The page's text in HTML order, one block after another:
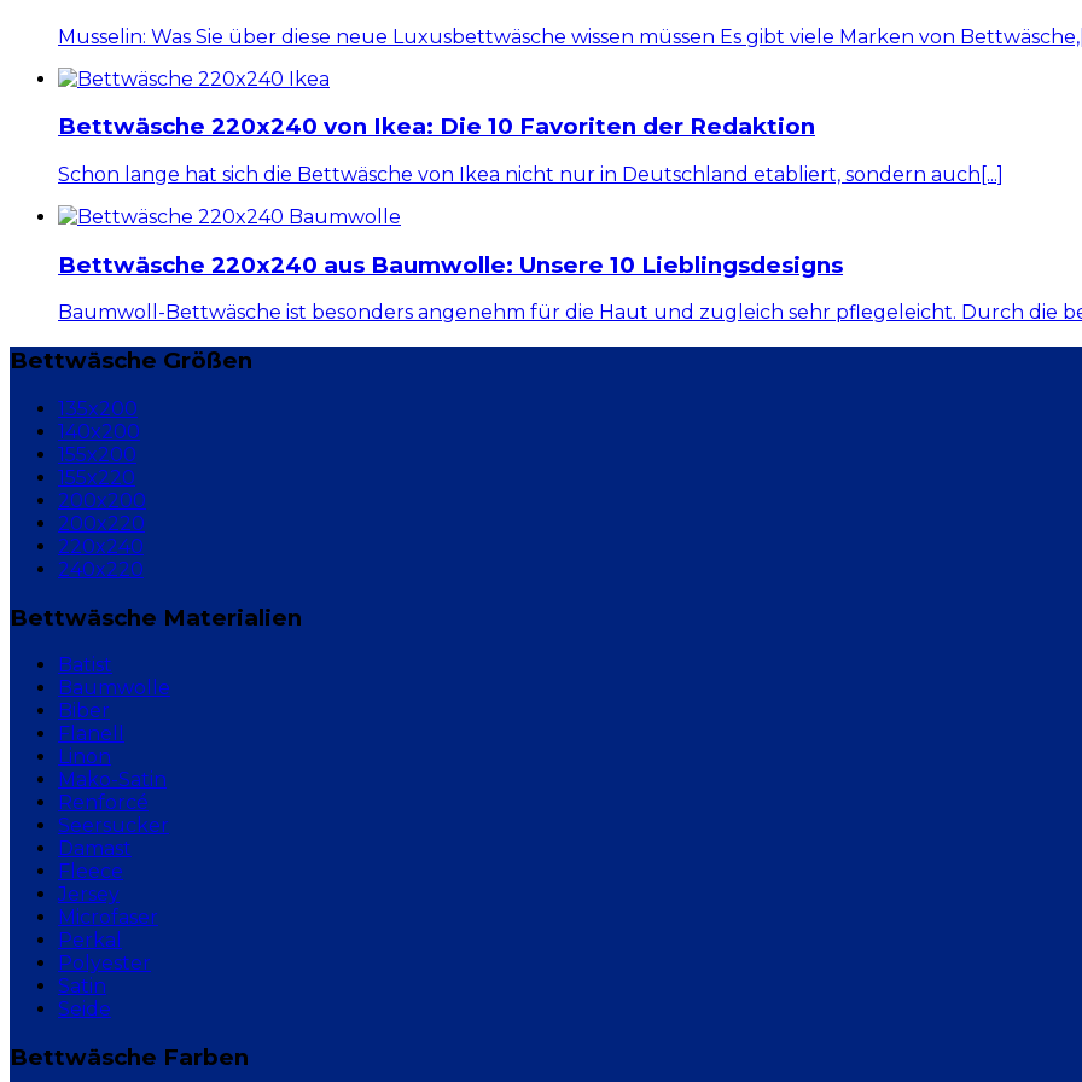
Musselin: Was Sie über diese neue Luxusbettwäsche wissen müssen Es gibt viele Marken von
Bettwäsche 220x240 von Ikea: Die 10 Favoriten der Redaktion
Schon lange hat sich die Bettwäsche von Ikea nicht nur in Deutschland etabliert, sondern auch[...]
Bettwäsche 220x240 aus Baumwolle: Unsere 10 Lieblingsdesigns
Baumwoll-Bettwäsche ist besonders angenehm für die Haut und zugleich sehr pflegeleicht. Durch die
Bettwäsche Größen
135x200
140x200
155x200
155x220
200x200
200x220
220x240
240x220
Bettwäsche Materialien
Batist
Baumwolle
Biber
Flanell
Linon
Mako-Satin
Renforcé
Seersucker
Damast
Fleece
Jersey
Microfaser
Perkal
Polyester
Satin
Seide
Bettwäsche Farben